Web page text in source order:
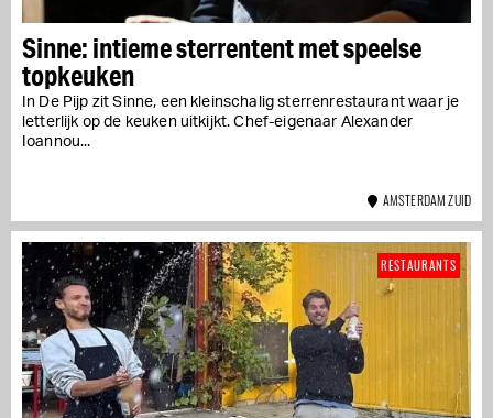
Sinne: intieme sterrentent met speelse
topkeuken
In De Pijp zit Sinne, een kleinschalig sterrenrestaurant waar je
letterlijk op de keuken uitkijkt. Chef-eigenaar Alexander
Ioannou...
AMSTERDAM ZUID
RESTAURANTS